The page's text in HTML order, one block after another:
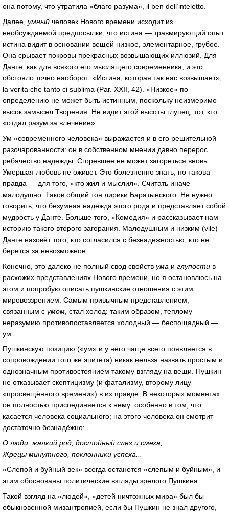
она потому, что утратила «благо разума», il ben dell’inteletto.
Далее, умный человек Нового времени исходит из
необсуждаемой предпосылки, что истина — травмирующий опыт:
истина видит в основании вещей низкое, элементарное, грубое.
Она срывает покровы прекрасных возвышающих иллюзий. Для
Данте, как для всякого его мыслящего современника, и это
обстояло точно наоборот: «Истина, которая так нас возвышает»,
la verita che tanto ci sublima (Par. XXII, 42). «Низкое» по
определению не может быть истинным, поскольку неизмеримо
высок замысел Творения. Не видит этой высоты глупец, тот, кто
«отдал разум за влечение».
Ум «современного человека» выражается и в его решительной
разочарованности: он в собственном мнении давно перерос
ребячество надежды. Сгоревшее не может загореться вновь.
Умершая любовь не оживет. Это болезненно знать, но такова
правда — для того, «кто жил и мыслил». Считать иначе
малодушно. Таков общий тон лирики Баратынского. Не нужно
говорить, что безумная надежда этого рода и представляет собой
мудрость у Данте. Больше того, «Комедия» и рассказывает нам
историю такого второго загорания. Малодушным и низким (vile)
Данте назовёт того, кто согласился с безнадежностью, кто не
берется за невозможное.
Конечно, это далеко не полный свод свойств ума и глупости в
расхожих представлениях Нового времени, но я остановлюсь на
этом и попробую описать пушкинские отношения с этим
мировоззрением. Самым привычным представлением,
связанным с умом , стал холод: таким образом, теплому
неразумию противопоставляется холодный — беспощадный —
ум.
Пушкинскую позицию («ум» и у него чаще всего появляется в
сопровождении того же эпитета) никак нельзя назвать простым и
однозначным противостоянием такому взгляду на вещи. Пушкин
не отказывает скептицизму (и фатализму, второму лицу
«просвещённого времени») в их правде. В некоторых моментах
он полностью присоединяется к нему: особенно в том, что
касается человека социального; на этого человека он смотрит
достаточно безнадёжно:
О люди, жалкий род, достойный слез и смеха,
Жрецы минутного, поклонники успеха...
«Слепой и буйный век» всегда останется «слепым и буйным», и
этим обоснованы политические взгляды зрелого Пушкина.
Такой взгляд на «людей», «детей ничтожных мира» был бы
обыкновенной мизантропией, если бы Пушкин не знал другого,